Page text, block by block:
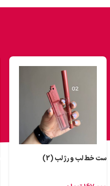
ست خط لب و رژ لب (2)